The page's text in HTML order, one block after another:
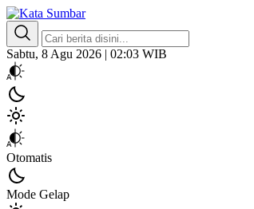
Kata Sumbar
Berita Sumbar Hari Ini
Sabtu, 8 Agu 2026 | 02:03 WIB
Otomatis
Mode Gelap